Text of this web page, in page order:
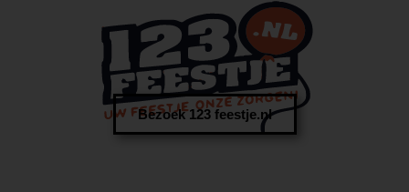
Bezoek 123 feestje.nl